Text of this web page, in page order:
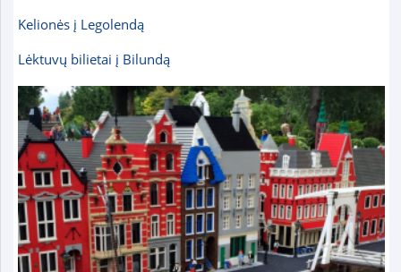
Kelionės į Legolendą
Lėktuvų bilietai į Bilundą